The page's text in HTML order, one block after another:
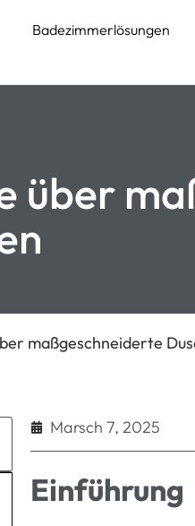
Badezimmerlösungen
über
maßgeschneiderte
Marsch 7, 2025
Einführung